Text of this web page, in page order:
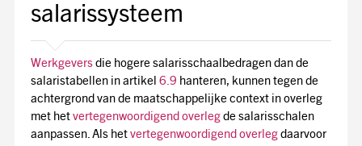
salarissysteem
Werkgevers die hogere salarisschaalbedragen dan de
salaristabellen in artikel 6.9 hanteren, kunnen tegen de
achtergrond van de maatschappelijke context in overleg
met het vertegenwoordigend overlegde salarisschalen
aanpassen. Als het vertegenwoordigend overlegdaarvoor